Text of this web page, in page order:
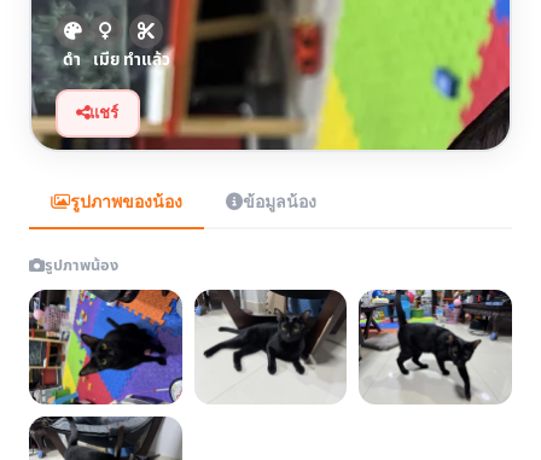
ดำ เมีย ทำแล้ว
แชร์
รูปภาพของน้อง ข้อมูลน้อง
รูปภาพน้อง